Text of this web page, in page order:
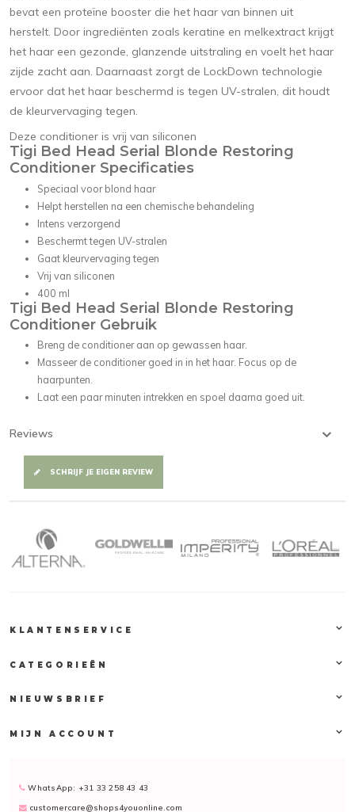
bevat een proteïne booster die het haar van binnen uit
herstelt. Door ingrediënten zoals keratine en melkextract krijgt
het haar een gezonde, glanzende uitstraling en voelt het haar
zijde zacht aan. Daarnaast zorgt de LockDown technologie
ervoor dat het haar beschermd is tegen UV-stralen, dit houdt
de kleurvervaging tegen.
Deze conditioner is vrij van siliconen
Tigi Bed Head Serial Blonde Restoring
Conditioner Specificaties
Speciaal voor blond haar
Helpt herstellen na een chemische behandeling
Intens verzorgend
Beschermt tegen UV-stralen
Gaat kleurvervaging tegen
Vrij van siliconen
400 ml
Tigi Bed Head Serial Blonde Restoring
Conditioner Gebruik
Breng de conditioner aan op gewassen haar.
Masseer de conditioner goed in in het haar. Focus op de
haarpunten.
Laat een paar minuten intrekken en spoel daarna goed uit.
Reviews
SCHRIJF JE EIGEN REVIEW
KLANTENSERVICE
CATEGORIEËN
NIEUWSBRIEF
MIJN ACCOUNT
WhatsApp: +31 33 258 43 43
customercare@shops4youonline.com